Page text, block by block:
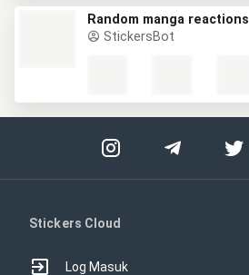
Random manga reactions
StickersBot
Stickers Cloud
Log Masuk